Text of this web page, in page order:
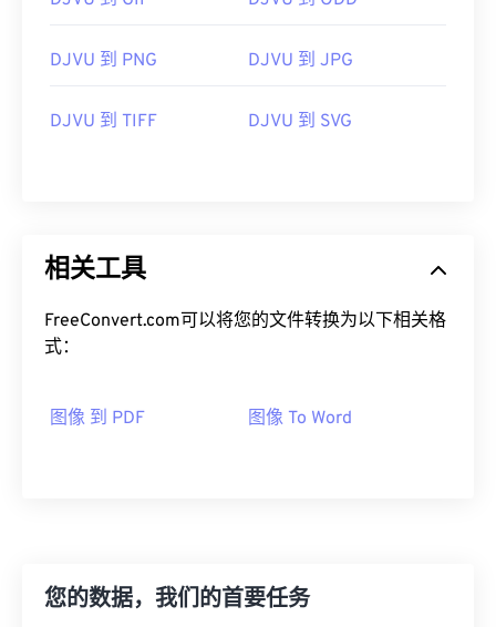
DJVU 到 PNG DJVU 到 JPG
DJVU 到 TIFF DJVU 到 SVG
相关工具
FreeConvert.com可以将您的文件转换为以下相关格
式：
图像 到 PDF 图像 To Word
您的数据，我们的首要任务